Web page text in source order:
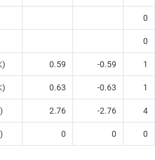
0
0
) 0.59 -0.59 1
) 0.63 -0.63 1
2.76 -2.76 4
0 0 0